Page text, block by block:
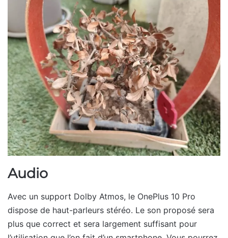
Audio
Avec un support Dolby Atmos, le OnePlus 10 Pro
dispose de haut-parleurs stéréo. Le son proposé sera
plus que correct et sera largement suffisant pour